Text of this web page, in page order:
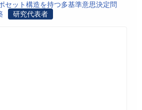
セット構造を持つ多基準意思決定問
研究代表者